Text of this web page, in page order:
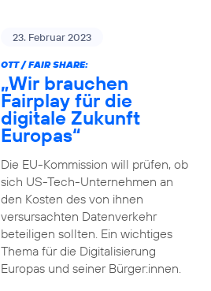
23. Februar 2023
OTT / FAIR SHARE:
„Wir brauchen
Fairplay für die
digitale Zukunft
Europas“
Die EU-Kommission will prüfen, ob
sich US-Tech-Unternehmen an
den Kosten des von ihnen
versursachten Datenverkehr
beteiligen sollten. Ein wichtiges
Thema für die Digitalisierung
Europas und seiner Bürger:innen.